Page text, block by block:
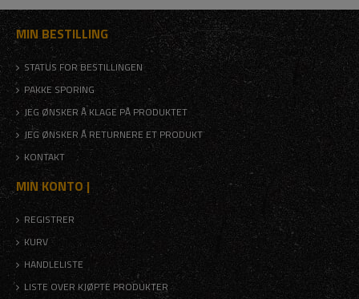
MIN BESTILLING
STATUS FOR BESTILLINGEN
PAKKE SPORING
JEG ØNSKER Å KLAGE PÅ PRODUKTET
JEG ØNSKER Å RETURNERE ET PRODUKT
KONTAKT
MIN KONTO |
REGISTRER
KURV
HANDLELISTE
LISTE OVER KJØPTE PRODUKTER